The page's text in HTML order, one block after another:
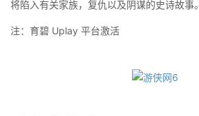
将陷入有关家族，复仇以及阴谋的史诗故事。
注：育碧 Uplay 平台激活